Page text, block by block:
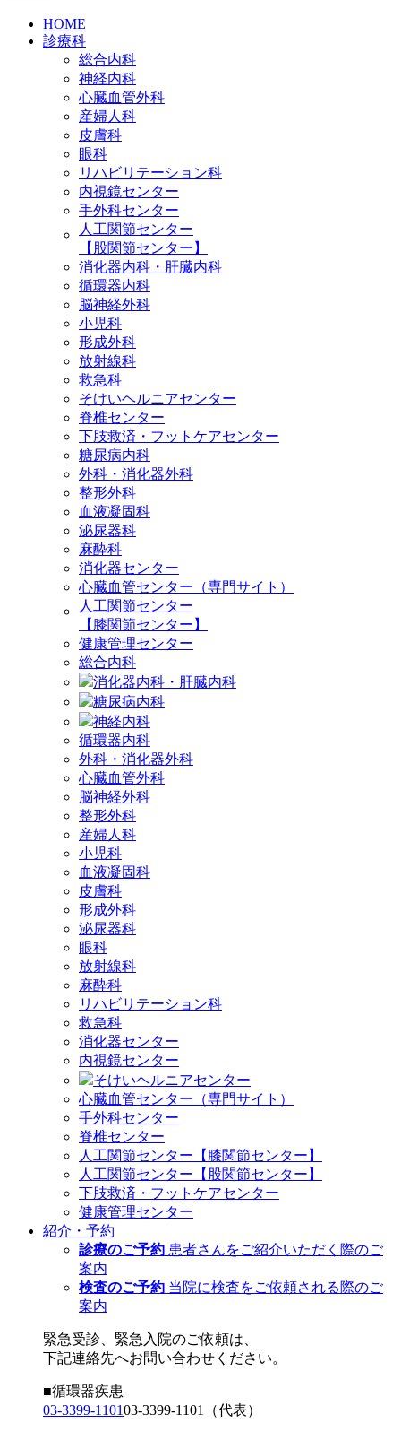
HOME
診療科
総合内科
神経内科
心臓血管外科
産婦人科
皮膚科
眼科
リハビリテーション科
内視鏡センター
手外科センター
人工関節センター
【股関節センター】
消化器内科・肝臓内科
循環器内科
脳神経外科
小児科
形成外科
放射線科
救急科
そけいヘルニアセンター
脊椎センター
下肢救済・フットケアセンター
糖尿病内科
外科・消化器外科
整形外科
血液凝固科
泌尿器科
麻酔科
消化器センター
心臓血管センター（専門サイト）
人工関節センター
【膝関節センター】
健康管理センター
総合内科
消化器内科・肝臓内科
糖尿病内科
神経内科
循環器内科
外科・消化器外科
心臓血管外科
脳神経外科
整形外科
産婦人科
小児科
血液凝固科
皮膚科
形成外科
泌尿器科
眼科
放射線科
麻酔科
リハビリテーション科
救急科
消化器センター
内視鏡センター
そけいヘルニアセンター
心臓血管センター（専門サイト）
手外科センター
脊椎センター
人工関節センター【膝関節センター】
人工関節センター【股関節センター】
下肢救済・フットケアセンター
健康管理センター
紹介・予約
診療のご予約 患者さんをご紹介いただく際のご
案内
検査のご予約 当院に検査をご依頼される際のご
案内
緊急受診、緊急入院のご依頼は、
下記連絡先へお問い合わせください。
■循環器疾患
03-3399-110103-3399-1101 （代表）